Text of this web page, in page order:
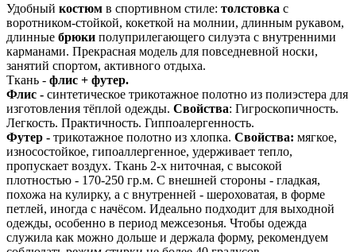
Удобный костюм в спортивном стиле: толстовка с
воротником-стойкой, кокеткой на молнии, длинным рукавом,
длинные брюки полуприлегающего силуэта с внутренними
карманами. Прекрасная модель для повседневной носки,
занятий спортом, активного отдыха.
Ткань - флис + футер.
Флис - синтетическое трикотажное полотно из полиэстера для
изготовления тёплой одежды. Свойства: Гигроскопичность.
Легкость. Практичность. Гиппоалергенность.
Футер - трикотажное полотно из хлопка. Свойства: мягкое,
износостойкое, гипоаллергенное, удерживает тепло,
пропускает воздух. Ткань 2-х ниточная, с высокой
плотностью - 170-250 гр.м. С внешней стороны - гладкая,
похожа на кулирку, а с внутренней - шероховатая, в форме
петлей, иногда с начёсом. Идеально подходит для выходной
одежды, особенно в период межсезонья. Чтобы одежда
служила как можно дольше и держала форму, рекомендуем